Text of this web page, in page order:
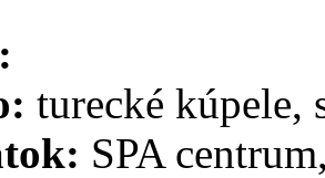
turecké kúpele,
SPA